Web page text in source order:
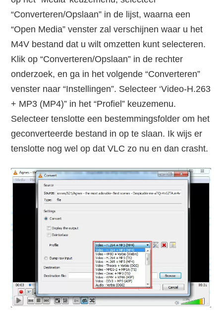
“Converteren/Opslaan” in de lijst, waarna een
“Open Media” venster zal verschijnen waar u het
M4V bestand dat u wilt omzetten kunt selecteren.
Klik op “Converteren/Opslaan” in de rechter
onderzoek, en ga in het volgende “Converteren”
venster naar “Instellingen”. Selecteer ‘Video-H.263
+ MP3 (MP4)” in het “Profiel” keuzemenu.
Selecteer tenslotte een bestemmingsfolder om het
geconverteerde bestand in op te slaan. Ik wijs er
tenslotte nog wel op dat VLC zo nu en dan crasht.